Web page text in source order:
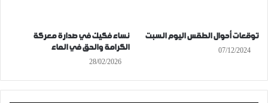
توقعات أحوال الطقس اليوم السبت
07/12/2024
نساء فكيك في صدارة معركة
الكرامة والحق في الماء
28/02/2026